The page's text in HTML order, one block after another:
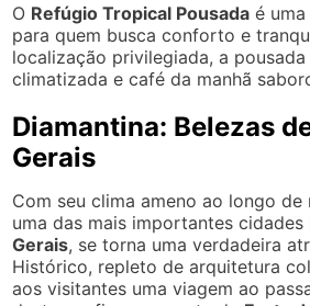
O Refúgio Tropical Pousada é
para quem busca conforto e
localização privilegiada, a
climatizada e café da manhã
Diamantina: Belezas
Gerais
Com seu clima ameno ao longo de
uma das mais importantes
Gerais, se torna uma verdadeira
Histórico, repleto de arquitetura
aos visitantes uma viagem ao